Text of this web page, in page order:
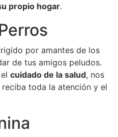
propio hogar.
por amantes de los
de tus amigos peludos.
cuidado de la salud, nos
toda la atención y el